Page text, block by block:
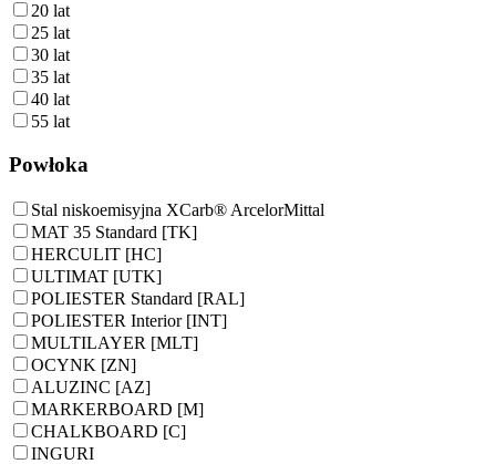
20 lat
25 lat
30 lat
35 lat
40 lat
55 lat
Powłoka
Stal niskoemisyjna XCarb® ArcelorMittal
MAT 35 Standard [TK]
HERCULIT [HC]
ULTIMAT [UTK]
POLIESTER Standard [RAL]
POLIESTER Interior [INT]
MULTILAYER [MLT]
OCYNK [ZN]
ALUZINC [AZ]
MARKERBOARD [M]
CHALKBOARD [C]
INGURI